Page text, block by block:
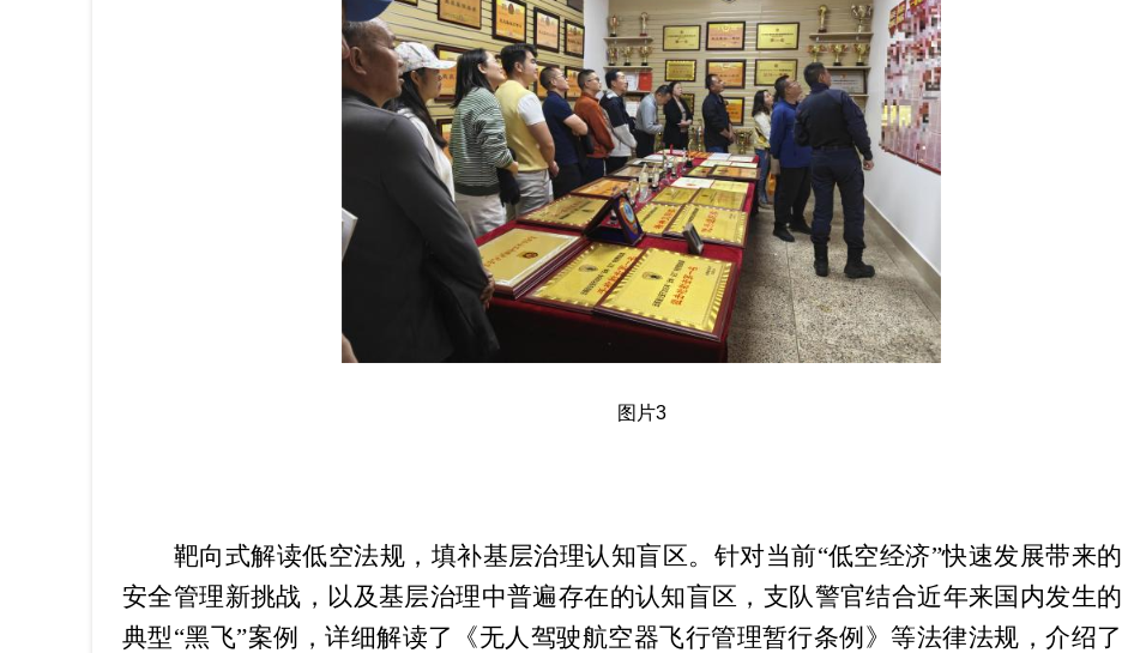
图片3
靶向式解读低空法规，填补基层治理认知盲区。 针对当前“低空经济”快速发展带来的
安全管理新挑战，以及基层治理中普遍存在的认知盲区，支队警官结合近年来国内发生的
典型“黑飞”案例，详细解读了《无人驾驶航空器飞行管理暂行条例》等法律法规，介绍了